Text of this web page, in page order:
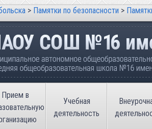
> Памятки по безопасности >
Тобольска
Прием в
Учебная
деятельность